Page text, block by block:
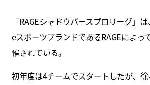
「RAGEシャドウバースプロリーグ」
eスポーツブランドであるRAGEによっ
催されている。
初年度は4チームでスタートしたが、